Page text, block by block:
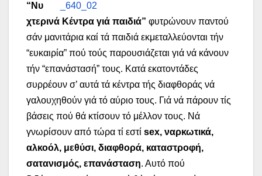
“Νυ
χτερινά Κέντρα γιά παιδιά” φυτρώνουν παντού
σάν μανιτάρια καί τά παιδιά εκμεταλλεύονται τήν
“ευκαιρία” πού τούς παρουσιάζεται γιά νά κάνουν
τήν “επανάστασή” τους. Κατά εκατοντάδες
συρρέουν σ’ αυτά τά κέντρα τής διαφθοράς νά
γαλουχηθούν γιά τό αύριο τους. Γιά νά πάρουν τίς
βάσεις πού θά κτίσουν τό μέλλον τους. Νά
γνωρίσουν από τώρα τί εστί sex, ναρκωτικά,
αλκοόλ, μεθύσι, διαφθορά, καταστροφή,
σατανισμός, επανάσταση. Αυτό πού